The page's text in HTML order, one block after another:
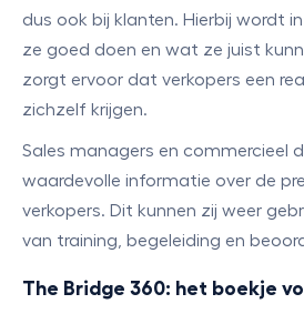
dus ook bij klanten. Hierbij wordt
ze goed doen en wat ze juist
zorgt ervoor dat verkopers een
zichzelf krijgen.
Sales managers en commercieel
waardevolle informatie over de
verkopers. Dit kunnen zij weer
van training, begeleiding en
The Bridge 360: het boekje